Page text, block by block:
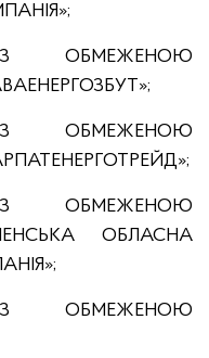
ОБМЕЖЕНОЮ
ОБМЕЖЕНОЮ
ОБМЕЖЕНОЮ
ОБЛАСНА
ОБМЕЖЕНОЮ